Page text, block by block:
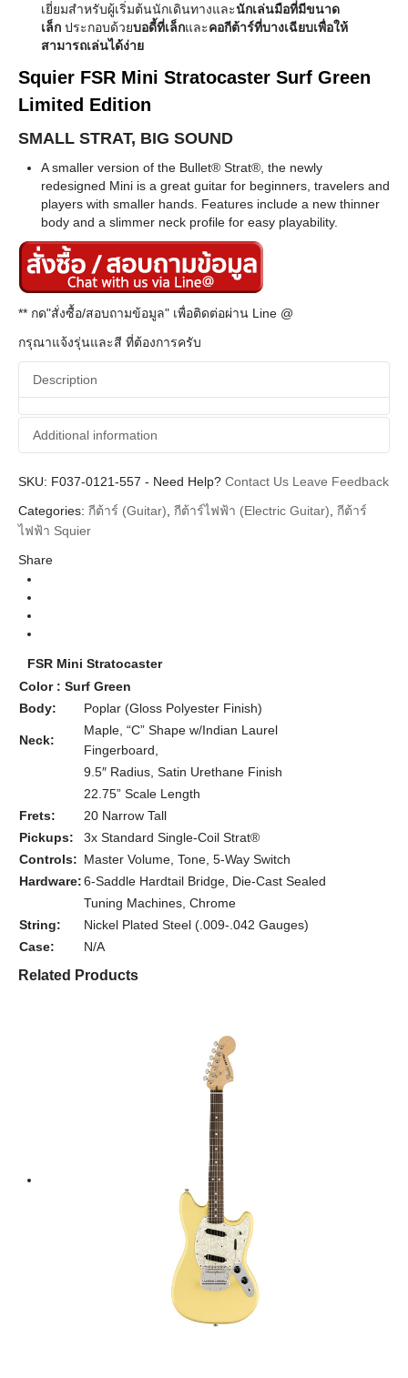
เยี่ยมสำหรับผู้เริ่มต้นนักเดินทางและนักเล่นมือที่มีขนาด
เล็ก ประกอบด้วยบอดี้ที่เล็กและคอกีต้าร์ที่บางเฉียบเพื่อให้
สามารถเล่นได้ง่าย
Squier FSR Mini Stratocaster Surf Green
Limited Edition
SMALL STRAT, BIG SOUND
A smaller version of the Bullet® Strat®, the newly
redesigned Mini is a great guitar for beginners, travelers and
players with smaller hands. Features include a new thinner
body and a slimmer neck profile for easy playability.
** กด"สั่งซื้อ/สอบถามข้อมูล" เพื่อติดต่อผ่าน Line @
กรุณาแจ้งรุ่นและสี ที่ต้องการครับ
Description
Additional information
Additional information
Brands Squier
SKU: F037-0121-557 - Need Help? Contact Us Leave Feedback
Categories: กีต้าร์ (Guitar) กีต้าร์ไฟฟ้า (Electric Guitar) กีต้าร์
ไฟฟ้า Squier
Share
FSR Mini Stratocaster
Color : Surf Green
Body:
Poplar (Gloss Polyester Finish)
Neck:
Maple, “C” Shape w/Indian Laurel
Fingerboard,
9.5″ Radius, Satin Urethane Finish
22.75” Scale Length
Frets:
20 Narrow Tall
Pickups:
3x Standard Single-Coil Strat®
Controls: Master Volume, Tone, 5-Way Switch
Hardware:6-Saddle Hardtail Bridge, Die-Cast Sealed
Tuning Machines, Chrome
String:
Nickel Plated Steel (.009-.042 Gauges)
Case:
N/A
Related Products